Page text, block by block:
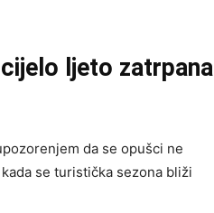
ljeto zatrpana
da se opušci ne
se turistička sezona bliži